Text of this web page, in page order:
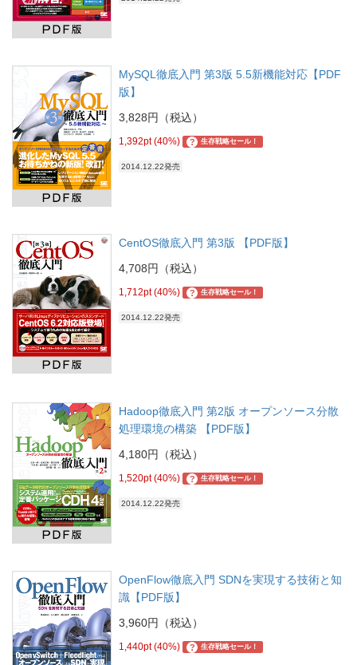
MySQL徹底入門 第3版 5.5新機能対応【PDF
版】
3,828円（税込）
1,392pt (40%) ? 生存戦略セール！
2014.12.22発売
CentOS徹底入門 第3版 【PDF版】
4,708円（税込）
1,712pt (40%) ? 生存戦略セール！
2014.12.22発売
Hadoop徹底入門 第2版 オープンソース分散
処理環境の構築 【PDF版】
4,180円（税込）
1,520pt (40%) ? 生存戦略セール！
2014.12.22発売
OpenFlow徹底入門 SDNを実現する技術と知
識【PDF版】
3,960円（税込）
1,440pt (40%) ? 生存戦略セール！